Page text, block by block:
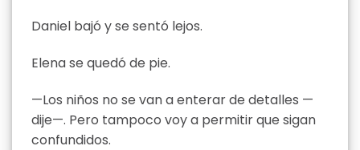
Daniel bajó y se sentó lejos.
Elena se quedó de pie.
—Los niños no se van a enterar de detalles —
dije—. Pero tampoco voy a permitir que sigan
confundidos.